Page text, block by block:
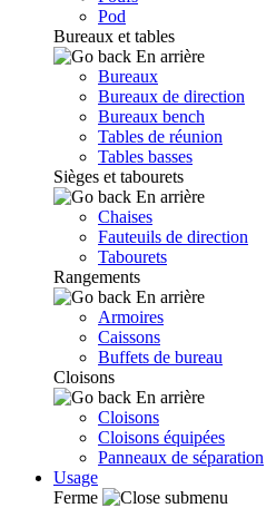
Pod
Bureaux et tables
En arrière
Bureaux
Bureaux de direction
Bureaux bench
Tables de réunion
Tables basses
Sièges et tabourets
En arrière
Chaises
Fauteuils de direction
Tabourets
Rangements
En arrière
Armoires
Caissons
Buffets de bureau
Cloisons
En arrière
Cloisons
Cloisons équipées
Panneaux de séparation
Usage
Ferme